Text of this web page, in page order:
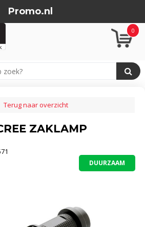
Promo.nl
0
Terug naar overzicht
ZAKLAMP
DUURZAAM